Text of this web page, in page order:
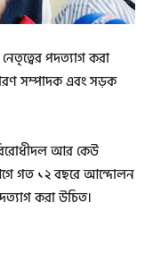
পদত্যাগ করা
সম্পাদক এবং সড়ক
বিরোধীদল আর কেউ
গত ১২ বছরে আন্দোলন
করা উচিত।